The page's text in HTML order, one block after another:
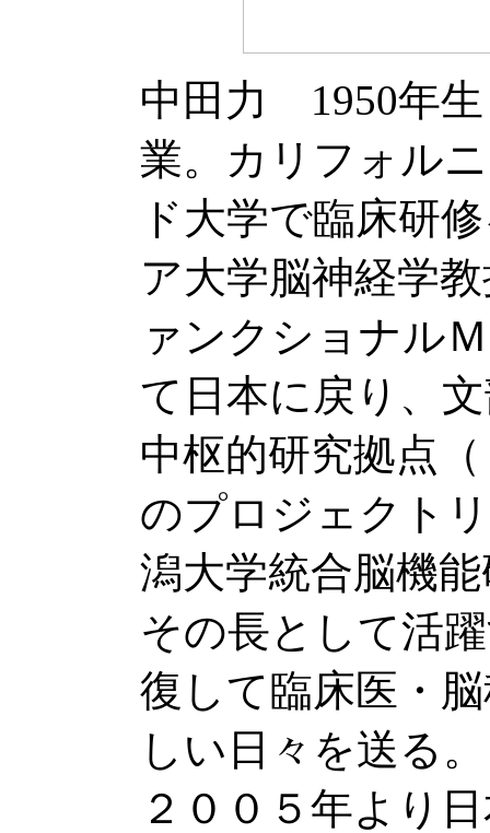
中田力 1950年生
業。カリフォル
ド大学で臨床研
ア大学脳神経学
ァンクショナル
て日本に戻り、
中枢的研究拠点
のプロジェクト
潟大学統合脳機
その長として活
復して臨床医・
しい日々を送る。
２００５年より